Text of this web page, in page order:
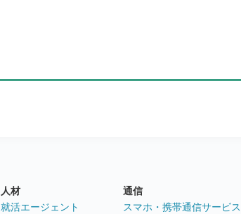
人材
就活エージェント
通信
スマホ・携帯通信サービス